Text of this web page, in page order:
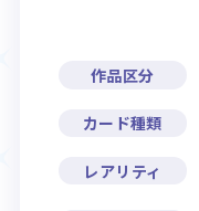
作品区分
カード種類
レアリティ